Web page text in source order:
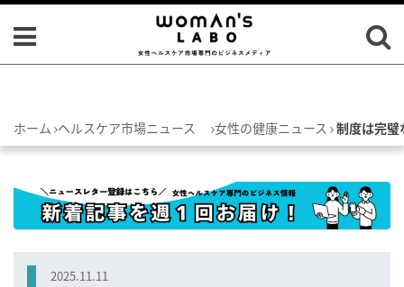
ホーム ヘルスケア市場ニュース 女性の健康ニュース 制度は完璧
2025.11.11